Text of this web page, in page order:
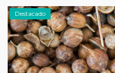
Destacado